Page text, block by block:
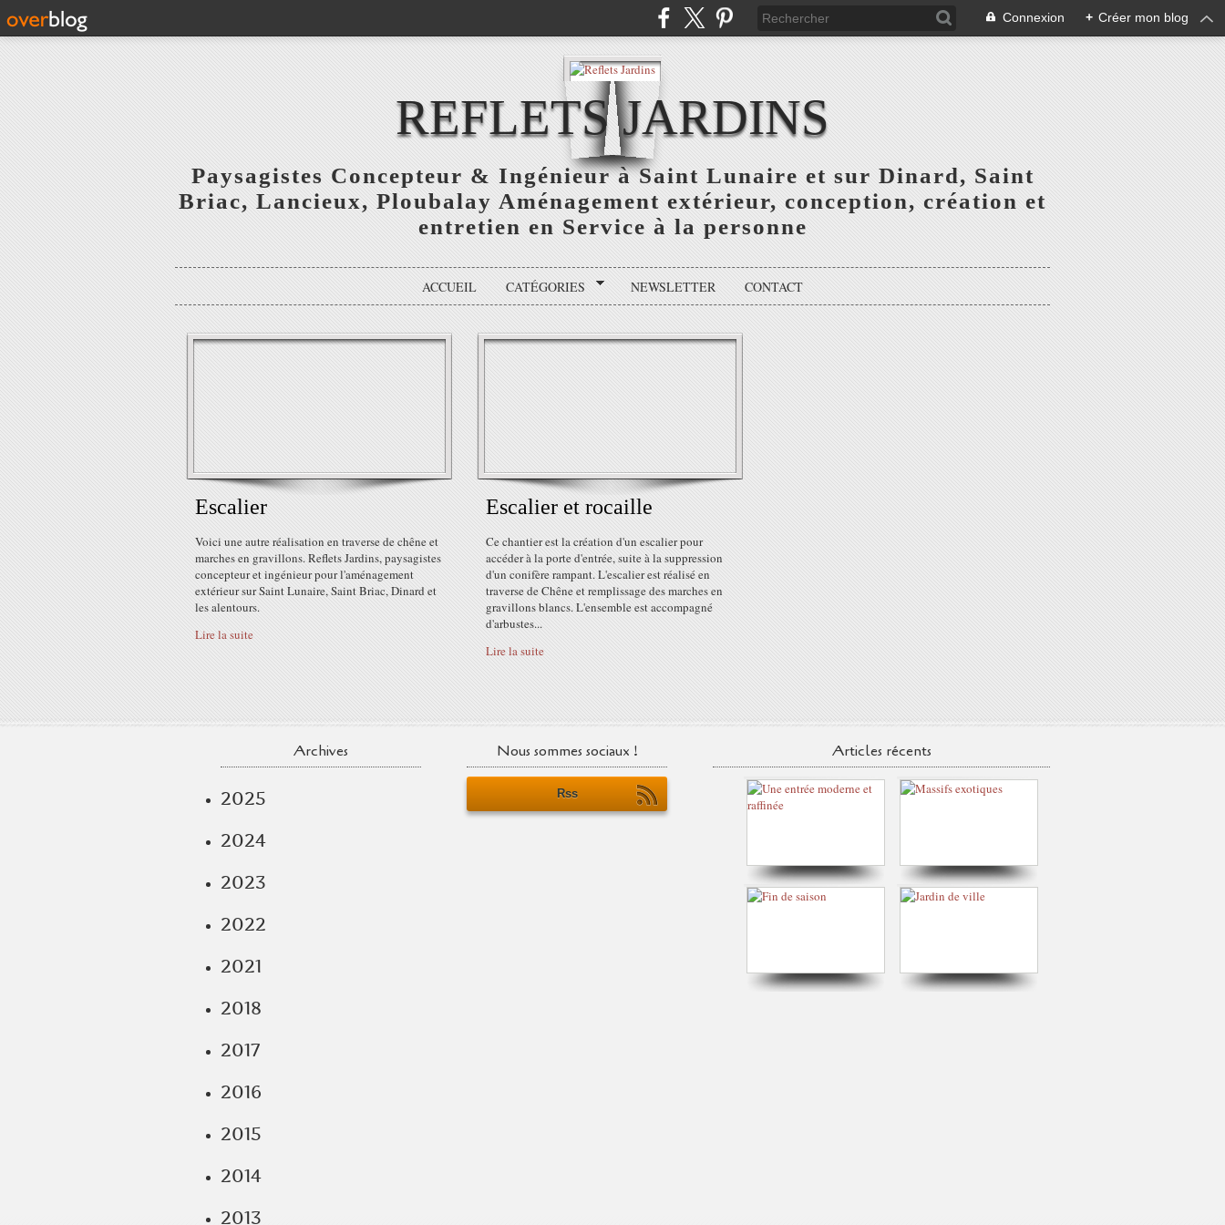
Connexion + Créer mon blog
REFLETS JARDINS
Paysagistes Concepteur & Ingénieur à Saint Lunaire et sur Dinard, Saint
Briac, Lancieux, Ploubalay Aménagement extérieur, conception, création et
entretien en Service à la personne
ACCUEIL CATÉGORIES NEWSLETTER CONTACT
Escalier
Voici une autre réalisation en traverse de chêne et
marches en gravillons. Reflets Jardins, paysagistes
concepteur et ingénieur pour l'aménagement
extérieur sur Saint Lunaire, Saint Briac, Dinard et
les alentours.
Lire la suite
Escalier et rocaille
Ce chantier est la création d'un escalier pour
accéder à la porte d'entrée, suite à la suppression
d'un conifère rampant. L'escalier est réalisé en
traverse de Chêne et remplissage des marches en
gravillons blancs. L'ensemble est accompagné
d'arbustes...
Lire la suite
Archives
2025
2024
2023
2022
2021
2018
2017
2016
2015
2014
2013
Nous sommes sociaux !
Rss
Articles récents